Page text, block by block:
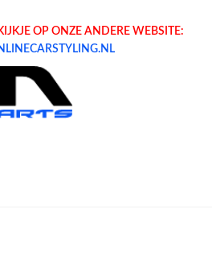
OP ONZE ANDERE WEBSITE: